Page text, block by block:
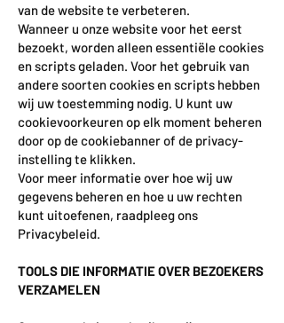
van de website te verbeteren.
Wanneer u onze website voor het eerst
bezoekt, worden alleen essentiële cookies
en scripts geladen. Voor het gebruik van
andere soorten cookies en scripts hebben
wij uw toestemming nodig. U kunt uw
cookievoorkeuren op elk moment beheren
door op de cookiebanner of de privacy-
instelling te klikken.
Voor meer informatie over hoe wij uw
gegevens beheren en hoe u uw rechten
kunt uitoefenen, raadpleeg ons
Privacybeleid.
TOOLS DIE INFORMATIE OVER BEZOEKERS
VERZAMELEN